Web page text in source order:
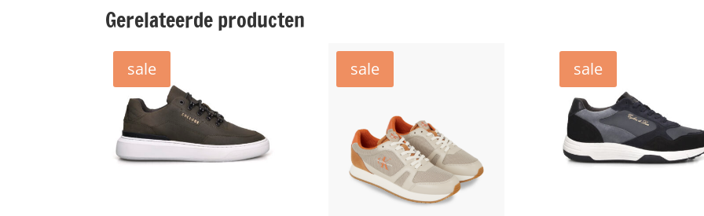
Gerelateerde producten
sale sale sale